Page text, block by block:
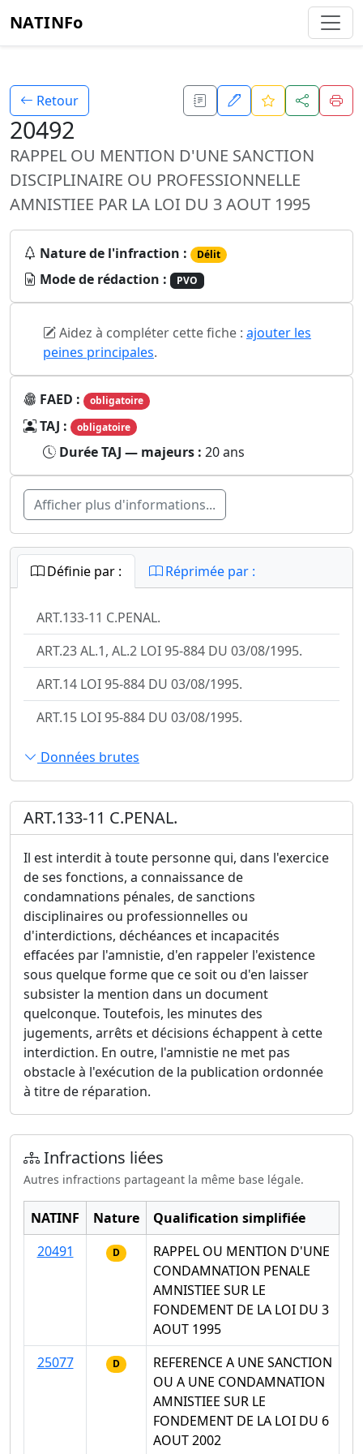
NATINFo
Retour
20492
RAPPEL OU MENTION D'UNE SANCTION
DISCIPLINAIRE OU PROFESSIONNELLE
AMNISTIEE PAR LA LOI DU 3 AOUT 1995
Nature de l'infraction : Délit
Mode de rédaction : PVO
Aidez à compléter cette fiche : ajouter les
peines principales.
FAED : obligatoire
TAJ : obligatoire
Durée TAJ — majeurs : 20 ans
Afficher plus d'informations...
Définie par : Réprimée par :
ART.133-11 C.PENAL.
ART.23 AL.1, AL.2 LOI 95-884 DU 03/08/1995.
ART.14 LOI 95-884 DU 03/08/1995.
ART.15 LOI 95-884 DU 03/08/1995.
Données brutes
ART.133-11 C.PENAL.
Il est interdit à toute personne qui, dans l'exercice
de ses fonctions, a connaissance de
condamnations pénales, de sanctions
disciplinaires ou professionnelles ou
d'interdictions, déchéances et incapacités
effacées par l'amnistie, d'en rappeler l'existence
sous quelque forme que ce soit ou d'en laisser
subsister la mention dans un document
quelconque. Toutefois, les minutes des
jugements, arrêts et décisions échappent à cette
interdiction. En outre, l'amnistie ne met pas
obstacle à l'exécution de la publication ordonnée
à titre de réparation.
Infractions liées
Autres infractions partageant la même base légale.
NATINF Nature
Qualification simplifiée
20491
D
RAPPEL OU MENTION D'UNE
CONDAMNATION PENALE
AMNISTIEE SUR LE
FONDEMENT DE LA LOI DU 3
AOUT 1995
25077
D
REFERENCE A UNE SANCTION
OU A UNE CONDAMNATION
AMNISTIEE SUR LE
FONDEMENT DE LA LOI DU 6
AOUT 2002